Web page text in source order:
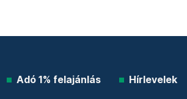
Adó 1% felajánlás Hírlevelek